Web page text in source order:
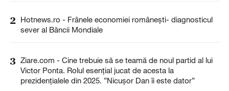
2 Hotnews.ro - Frânele economiei românești- diagnosticul
sever al Băncii Mondiale
3 Ziare.com - Cine trebuie să se teamă de noul partid al lui
Victor Ponta. Rolul esențial jucat de acesta la
prezidențialele din 2025. ”Nicușor Dan îi este dator”